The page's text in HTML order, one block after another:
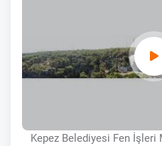
Kepez Belediyesi Fen İşleri